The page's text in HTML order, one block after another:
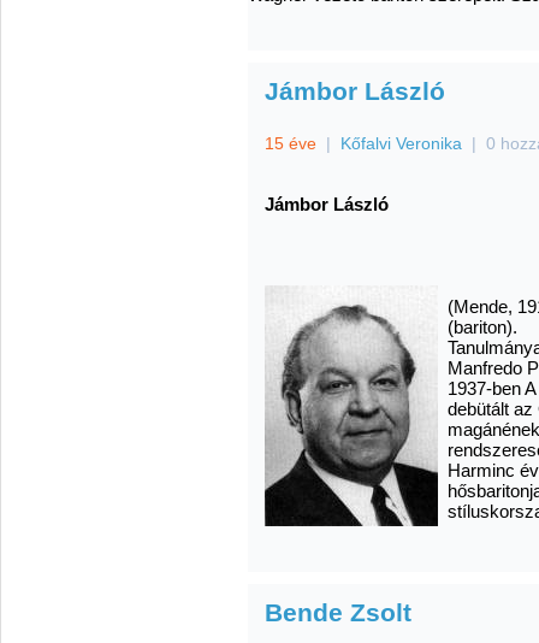
Jámbor László
15 éve | Kőfalvi Veronika | 0
Jámbor László
(Mende,
(bariton).
Manfredo
1937-ben
debütált az
Harminc
Bende Zsolt